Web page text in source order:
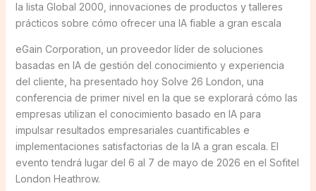
la lista Global 2000, innovaciones de productos y talleres
prácticos sobre cómo ofrecer una IA fiable a gran escala
eGain Corporation, un proveedor líder de soluciones
basadas en IA de gestión del conocimiento y experiencia
del cliente, ha presentado hoy Solve 26 London, una
conferencia de primer nivel en la que se explorará cómo las
empresas utilizan el conocimiento basado en IA para
impulsar resultados empresariales cuantificables e
implementaciones satisfactorias de la IA a gran escala. El
evento tendrá lugar del 6 al 7 de mayo de 2026 en el Sofitel
London Heathrow.